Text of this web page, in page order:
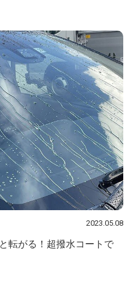
2023.05.08
転がる！超撥水コートで